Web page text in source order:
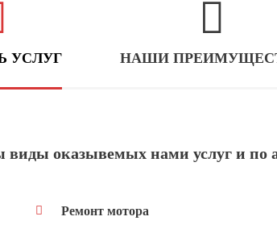
УСЛУГ НАШИ
виды оказывемых нами услуг и по
Ремонт мотора